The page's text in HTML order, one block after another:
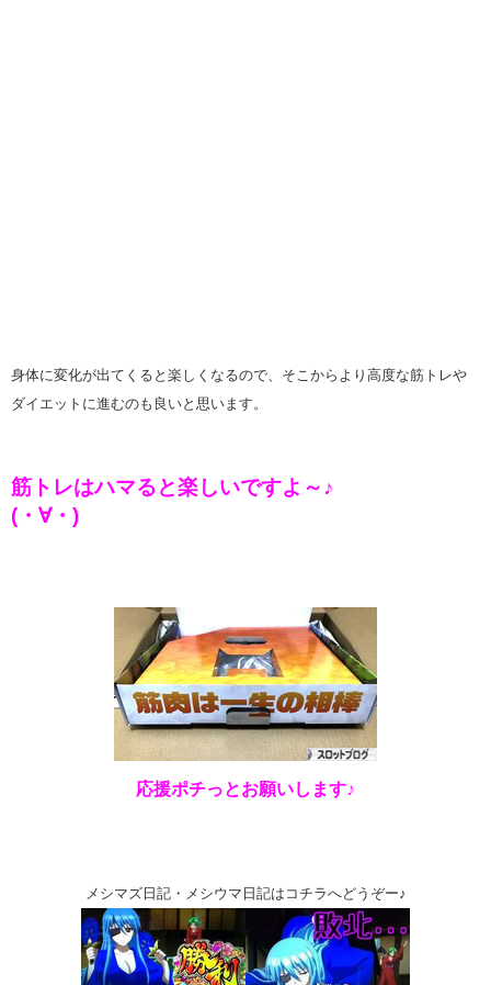
身体に変化が出てくると楽しくなるので、そこからより高度な筋トレや
ダイエットに進むのも良いと思います。
筋トレはハマると楽しいですよ～♪
(・∀・)
応援ポチっとお願いします♪
メシマズ日記・メシウマ日記はコチラへどうぞー♪